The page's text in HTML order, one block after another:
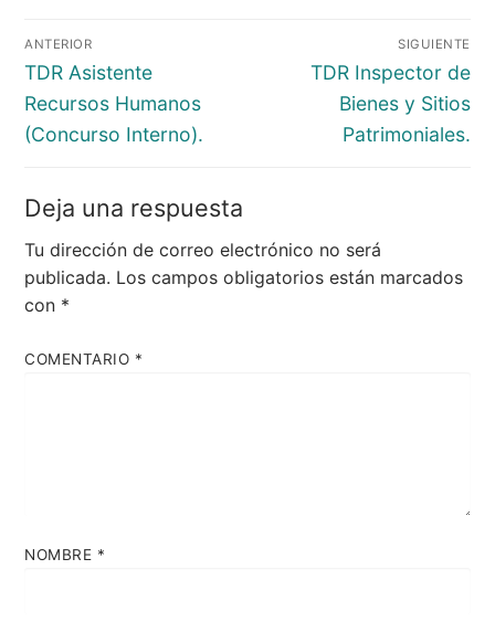
Navegación
de
entradas
ANTERIOR
Entrada
anterior:
TDR Asistente
Recursos Humanos
(Concurso Interno).
SIGUIENTE
Entrada
siguiente:
TDR Inspector de
Bienes y Sitios
Patrimoniales.
Deja una respuesta
Tu dirección de correo electrónico no será
publicada. Los campos obligatorios están marcados
con *
COMENTARIO *
NOMBRE *